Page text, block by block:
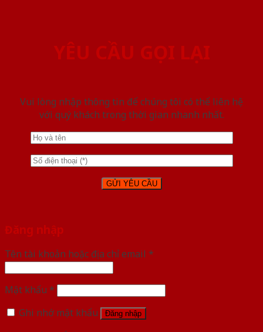
YÊU CẦU GỌI LẠI
Vui lòng nhập thông tin để chúng tôi có thể liên hệ
với quý khách trong thời gian nhanh nhất.
Đăng nhập
Tên tài khoản hoặc địa chỉ email *
Mật khẩu *
Ghi nhớ mật khẩu
Đăng nhập